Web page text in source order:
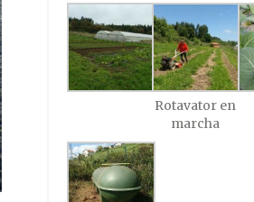
Rotavator en
marcha